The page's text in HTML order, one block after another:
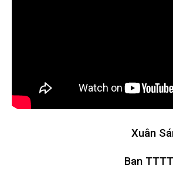
Xuân
Ban